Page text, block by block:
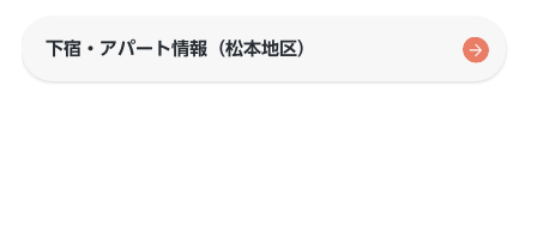
下宿・アパート情報（松本地区）